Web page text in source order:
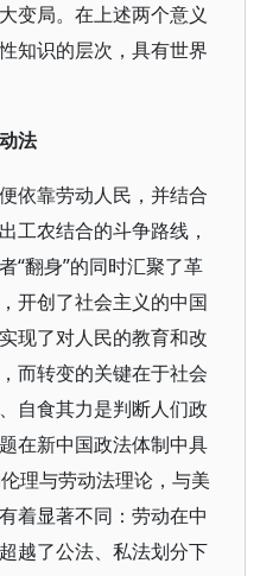
变局。在上述两个意义
知识的层次，具有世界
法
依靠劳动人民，并结合
工农结合的斗争路线，
“翻身”的同时汇聚了革
开创了社会主义的中国
现了对人民的教育和改
而转变的关键在于社会
自食其力是判断人们政
在新中国政法体制中具
理与劳动法理论，与美
着显著不同：劳动在中
越了公法、私法划分下